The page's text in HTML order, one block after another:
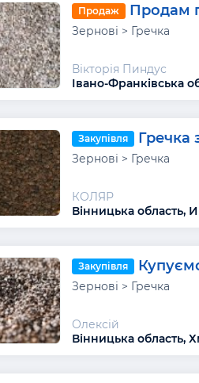
Продаж Продам
Зернові > Гречка
Вікторія Пиндус
Івано-Франківська
Закупівля Гречка
Зернові > Гречка
КОЛЯР
Вінницька область,
Закупівля
Зернові > Гречка
Олексій
Вінницька область,